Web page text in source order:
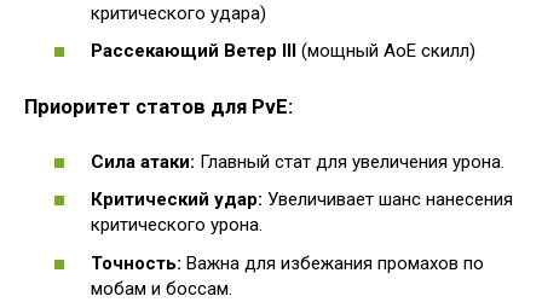
критического удара)
Рассекающий Ветер III (мощный AoE скилл)
Приоритет статов для PvE:
Сила атаки: Главный стат для увеличения урона.
Критический удар: Увеличивает шанс нанесения
критического урона.
Точность: Важна для избежания промахов по
мобам и боссам.